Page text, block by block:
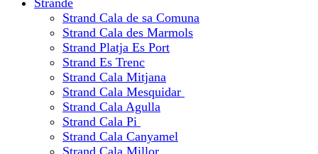
Strände
Strand Cala de sa Comuna
Strand Cala des Marmols
Strand Platja Es Port
Strand Es Trenc
Strand Cala Mitjana
Strand Cala Mesquidar
Strand Cala Agulla
Strand Cala Pi
Strand Cala Canyamel
Strand Cala Millor